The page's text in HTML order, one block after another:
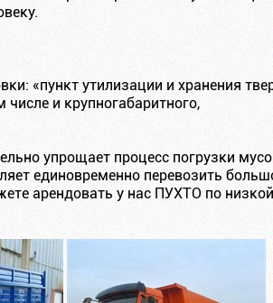
«пункт утилизации и хранения
и крупногабаритного,
упрощает процесс погрузки
единовременно перевозить
арендовать у нас ПУХТО по низкой